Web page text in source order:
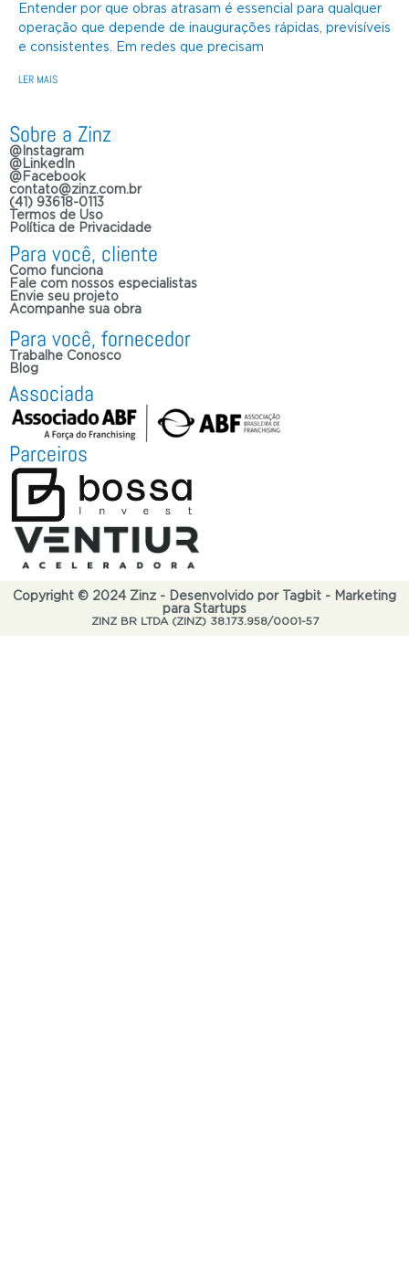
Entender por que obras atrasam é essencial para qualquer
operação que depende de inaugurações rápidas, previsíveis
e consistentes. Em redes que precisam
LER MAIS
Sobre a Zinz
@Instagram
@LinkedIn
@Facebook
contato@zinz.com.br
(41) 93618-0113
Termos de Uso
Política de Privacidade
Para você, cliente
Como funciona
Fale com nossos especialistas
Envie seu projeto
Acompanhe sua obra
Para você, fornecedor
Trabalhe Conosco
Blog
Associada
Parceiros
Copyright © 2024 Zinz - Desenvolvido por Tagbit - Marketing
para Startups
ZINZ BR LTDA (ZINZ) 38.173.958/0001-57